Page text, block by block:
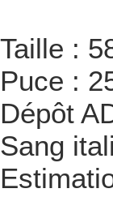
Taille :
Puce :
Dépôt
Sang